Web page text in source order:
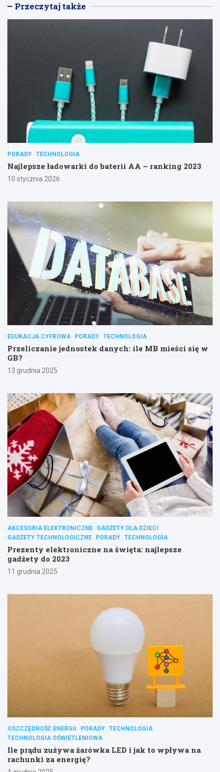
Przeczytaj także
PORADY TECHNOLOGIA
Najlepsze ładowarki do baterii AA – ranking 2023
10 stycznia 2026
EDUKACJA CYFROWA PORADY TECHNOLOGIA
Przeliczanie jednostek danych: ile MB mieści się w
GB?
13 grudnia 2025
AKCESORIA ELEKTRONICZNE
GADŻETY DLA DZIECI
GADŻETY TECHNOLOGICZNE
PORADY TECHNOLOGIA
Prezenty elektroniczne na święta: najlepsze
gadżety do 2023
11 grudnia 2025
OSZCZĘDNOŚĆ ENERGII PORADY TECHNOLOGIA
TECHNOLOGIA OŚWIETLENIOWA
Ile prądu zużywa żarówka LED i jak to wpływa na
rachunki za energię?